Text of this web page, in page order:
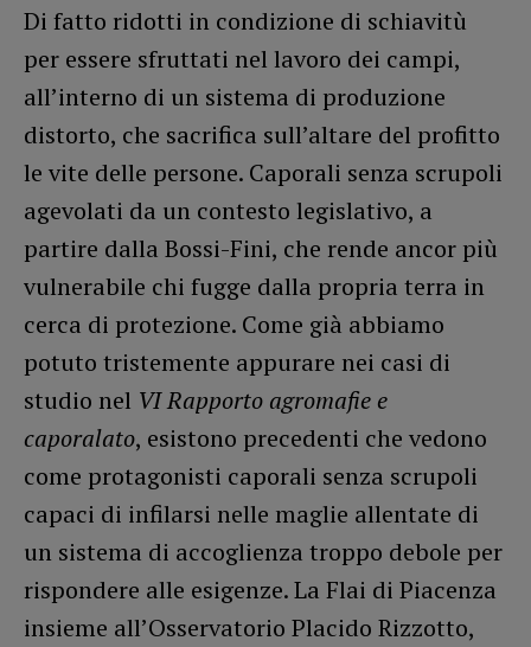
Di fatto ridotti in condizione di schiavitù
per essere sfruttati nel lavoro dei campi,
all’interno di un sistema di produzione
distorto, che sacrifica sull’altare del profitto
le vite delle persone. Caporali senza scrupoli
agevolati da un contesto legislativo, a
partire dalla Bossi-Fini, che rende ancor più
vulnerabile chi fugge dalla propria terra in
cerca di protezione. Come già abbiamo
potuto tristemente appurare nei casi di
studio nel VI Rapporto agromafie e
caporalato, esistono precedenti che vedono
come protagonisti caporali senza scrupoli
capaci di infilarsi nelle maglie allentate di
un sistema di accoglienza troppo debole per
rispondere alle esigenze. La Flai di Piacenza
insieme all’Osservatorio Placido Rizzotto,